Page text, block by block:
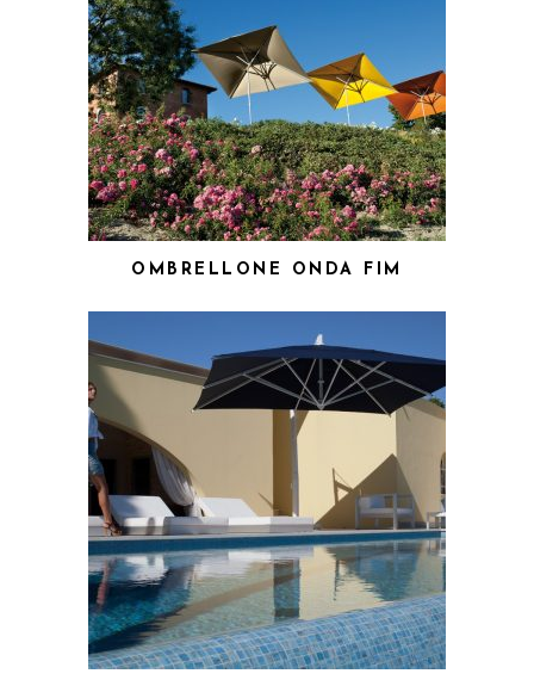
OMBRELLONE ONDA FIM